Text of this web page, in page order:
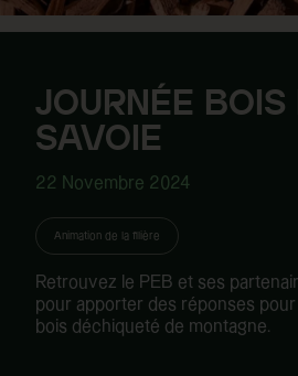
JOURNÉE BOIS
SAVOIE
22 Novembre 2024
Animation de la filière
Retrouvez le PEB et ses
pour apporter des réponses
bois déchiqueté de montagne.